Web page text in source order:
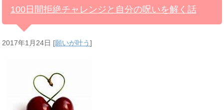
100日間拒絶チャレンジと自分の呪いを解く話
2017年1月24日 [願いが叶う]